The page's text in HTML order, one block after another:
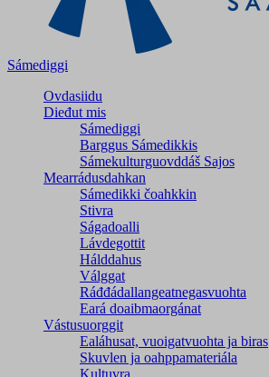
Sámediggi
Ovdasiidu
Dieđut mis
Sámediggi
Barggus Sámedikkis
Sámekulturguovddáš Sajos
Mearrádusdahkan
Sámedikki čoahkkin
Stivra
Ságadoalli
Lávdegottit
Hálddahus
Válggat
Ráđđádallangeatnegas­vuohta
Eará doaibmaorgánat
Vástusuorggit
Ealáhusat, vuoigatvuohta ja biras
Skuvlen ja oahppamateriála
Kultuvra